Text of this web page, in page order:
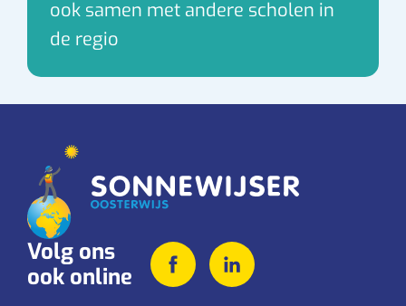
ook samen met andere scholen in
de regio
Volg ons
ook online